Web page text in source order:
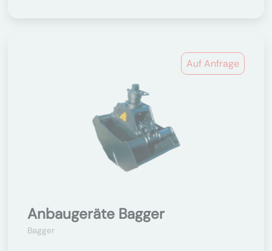
Auf Anfrage
Anbaugeräte Bagger
Bagger